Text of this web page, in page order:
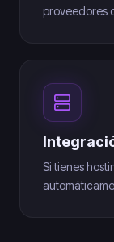
proveedores
Si tienes